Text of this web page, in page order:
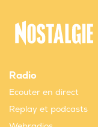
Radio
Ecouter en direct
Replay et podcasts